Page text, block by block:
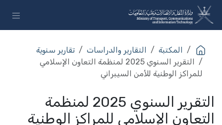
تخطي للذهاب إلى المحتوى
المكتبة التقارير والدراسات
تقارير سنوية
التقرير السنوي 2025 لمنظمة التعاون الإسلامي
للمراكز الوطنية للأمن السيبراني
التقرير السنوي 2025 لمنظمة
التعاون الإسلامي للمراكز الوطنية